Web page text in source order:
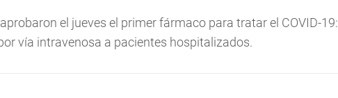
el jueves el primer fármaco para tratar el COVID-19:
vía intravenosa a pacientes hospitalizados.